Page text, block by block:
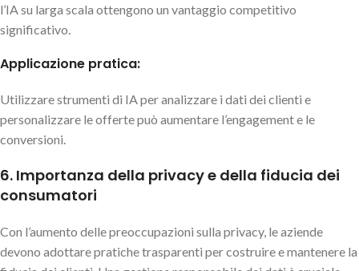
l’IA su larga scala ottengono un vantaggio competitivo
significativo.
Applicazione pratica:
Utilizzare strumenti di IA per analizzare i dati dei clienti e
personalizzare le offerte può aumentare l’engagement e le
conversioni.
6. Importanza della privacy e della fiducia dei
consumatori
Con l’aumento delle preoccupazioni sulla privacy, le aziende
devono adottare pratiche trasparenti per costruire e mantenere la